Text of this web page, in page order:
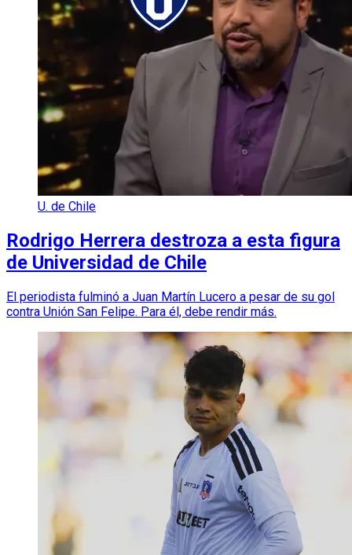
U. de Chile
Rodrigo Herrera destroza a esta figura
de Universidad de Chile
El periodista fulminó a Juan Martín Lucero a pesar de su gol
contra Unión San Felipe. Para él, debe rendir más.